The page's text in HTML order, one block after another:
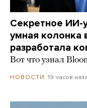
Секретное ИИ-
умная колонка
разработала
Вот что узнал
НОВОСТИ 19 часов